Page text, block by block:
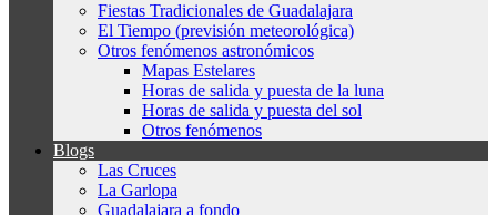
Fiestas Tradicionales de Guadalajara
El Tiempo (previsión meteorológica)
Otros fenómenos astronómicos
Mapas Estelares
Horas de salida y puesta de la luna
Horas de salida y puesta del sol
Otros fenómenos
Blogs
Las Cruces
La Garlopa
Guadalajara a fondo